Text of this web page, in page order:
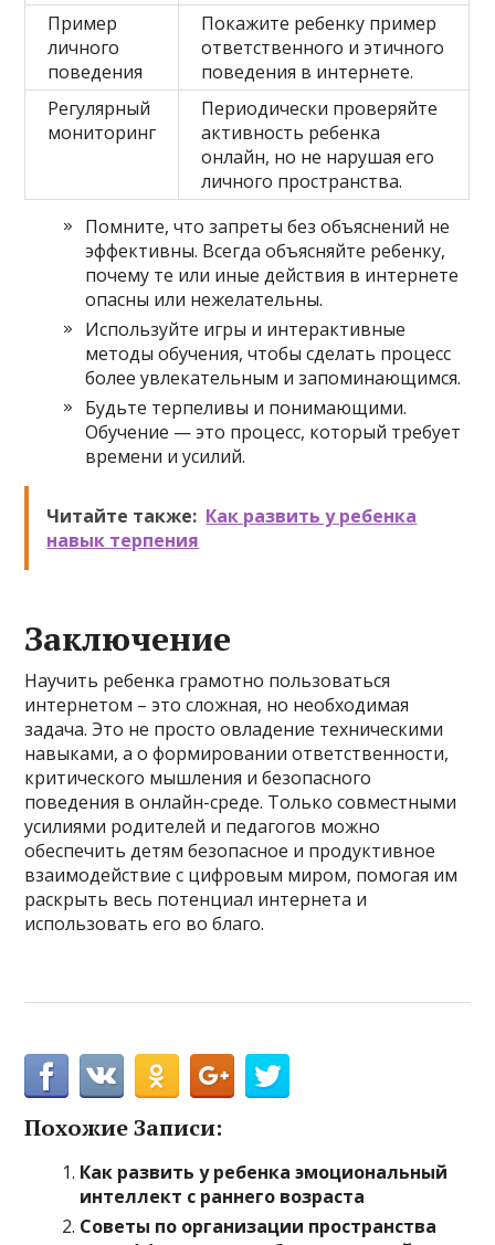
Пример
личного
поведения
Покажите ребенку пример
ответственного и этичного
поведения в интернете.
Регулярный
мониторинг
Периодически проверяйте
активность ребенка
онлайн, но не нарушая его
личного пространства.
Помните, что запреты без объяснений не
эффективны. Всегда объясняйте ребенку,
почему те или иные действия в интернете
опасны или нежелательны.
Используйте игры и интерактивные
методы обучения, чтобы сделать процесс
более увлекательным и запоминающимся.
Будьте терпеливы и понимающими.
Обучение — это процесс, который требует
времени и усилий.
Читайте также: Как развить у ребенка
навык терпения
Заключение
Научить ребенка грамотно пользоваться
интернетом – это сложная, но необходимая
задача. Это не просто овладение техническими
навыками, а о формировании ответственности,
критического мышления и безопасного
поведения в онлайн-среде. Только совместными
усилиями родителей и педагогов можно
обеспечить детям безопасное и продуктивное
взаимодействие с цифровым миром, помогая им
раскрыть весь потенциал интернета и
использовать его во благо.
Похожие Записи:
Как развить у ребенка эмоциональный
интеллект с раннего возраста
Советы по организации пространства